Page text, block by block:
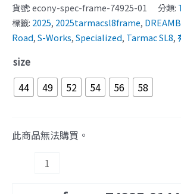
貨號:econy-spec-frame-74925-01 分類:
標籤: 2025, 2025tarmacsl8frame,
Road,S-Works,Specialized, Tarmac SL8,
size
44
49 52 54 56 58
此商品無法購買。